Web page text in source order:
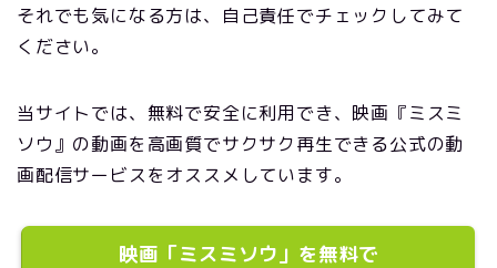
それでも気になる方は、自己責任でチェックしてみて
ください。
当サイトでは、無料で安全に利用でき、映画『ミスミ
ソウ』の動画を高画質でサクサク再生できる公式の動
画配信サービスをオススメしています。
映画「ミスミソウ」を無料で